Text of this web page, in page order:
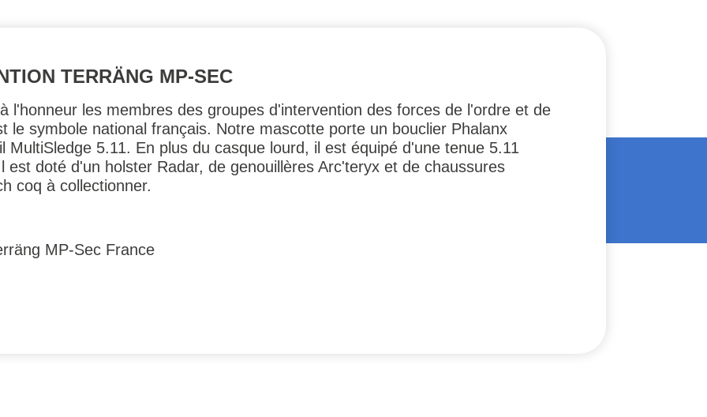
TERRÄNG MP-SEC
l'honneur les membres des groupes d'intervention des forces de l'ordre et de
le symbole national français. Notre mascotte porte un bouclier Phalanx
MultiSledge 5.11. En plus du casque lourd, il est équipé d'une tenue 5.11
est doté d'un holster Radar, de genouillères Arc'teryx et de chaussures
coq à collectionner.
MP-Sec France